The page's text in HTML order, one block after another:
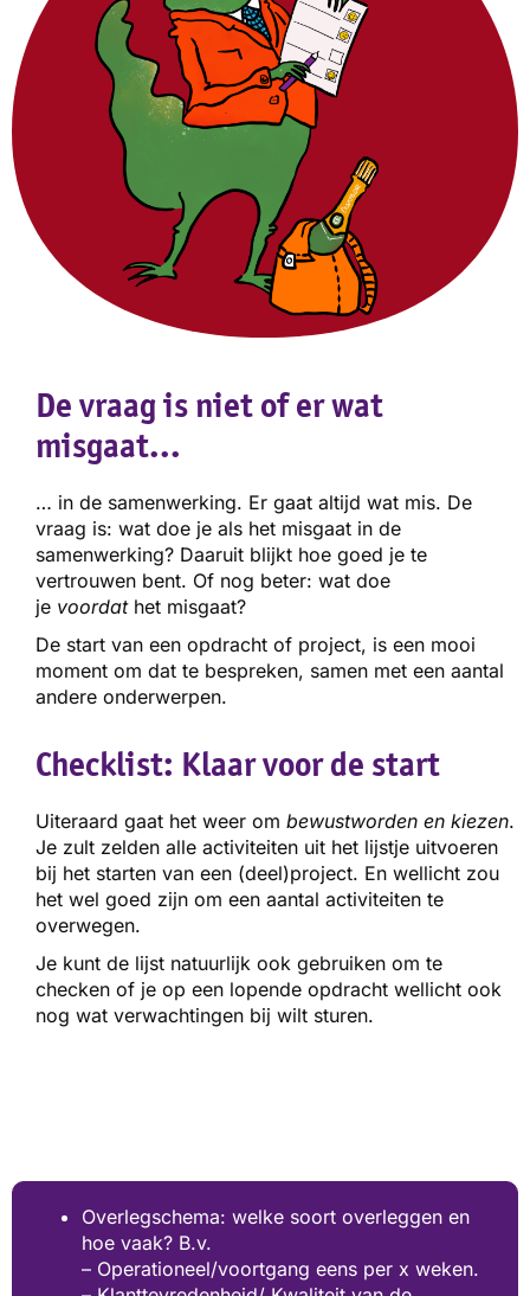
De vraag is niet of er wat
misgaat...
… in de samenwerking. Er gaat altijd wat mis. De
vraag is: wat doe je als het misgaat in de
samenwerking? Daaruit blijkt hoe goed je te
vertrouwen bent. Of nog beter: wat doe
je voordat het misgaat?
De start van een opdracht of project, is een mooi
moment om dat te bespreken, samen met een aantal
andere onderwerpen.
Checklist: Klaar voor de start
Uiteraard gaat het weer om bewustworden en kiezen.
Je zult zelden alle activiteiten uit het lijstje uitvoeren
bij het starten van een (deel)project. En wellicht zou
het wel goed zijn om een aantal activiteiten te
overwegen.
Je kunt de lijst natuurlijk ook gebruiken om te
checken of je op een lopende opdracht wellicht ook
nog wat verwachtingen bij wilt sturen.
Overlegschema: welke soort overleggen en
hoe vaak? B.v.
– Operationeel/voortgang eens per x weken.